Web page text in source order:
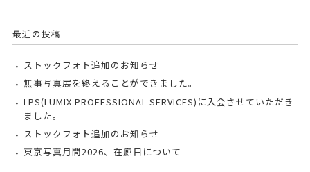
最近の投稿
ストックフォト追加のお知らせ
無事写真展を終えることができました。
LPS(LUMIX PROFESSIONAL SERVICES)に入会させていただき
ました。
ストックフォト追加のお知らせ
東京写真月間2026、在廊日について